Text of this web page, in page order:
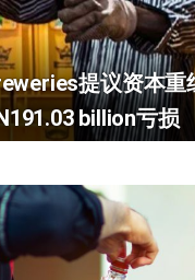
提议资本重
billion亏损